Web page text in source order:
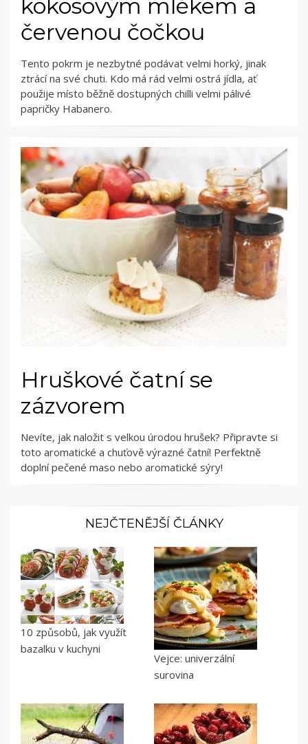
kokosovým mlékem a
červenou čočkou
Tento pokrm je nezbytné podávat velmi horký, jinak
ztrácí na své chuti. Kdo má rád velmi ostrá jídla, ať
použije místo běžně dostupných chilli velmi pálivé
papričky Habanero.
Hruškové čatní se
zázvorem
Nevíte, jak naložit s velkou úrodou hrušek? Připravte si
toto aromatické a chuťově výrazné čatní! Perfektně
doplní pečené maso nebo aromatické sýry!
NEJČTENĚJŠÍ ČLÁNKY
10 způsobů, jak využít
bazalku v kuchyni
Vejce: univerzální
surovina